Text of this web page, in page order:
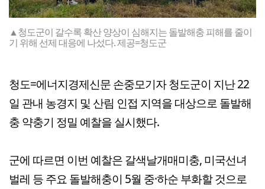
▲청도군이 갈수록 확산 양상이 심해지는 돌발해충 피해를 줄이
기 위해 선제 대응에 나섰다. 제공=청도군
청도=에너지경제신문 손중모기자 청도군이 지난 22
일 관내 농경지 및 산림 인접 지역을 대상으로 돌발해
충 약충기 정밀 예찰을 실시했다.
군에 따르면 이번 예찰은 갈색날개매미충, 미국선녀
벌레 등 주요 돌발해충이 5월 중·하순 부화할 것으로